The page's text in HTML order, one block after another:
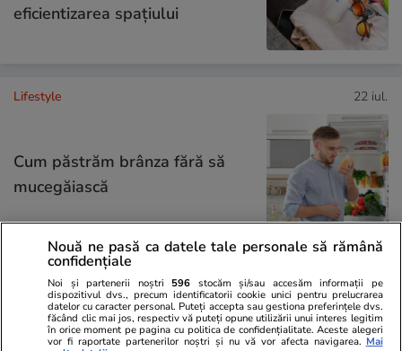
eficientizarea spaţiului
Lifestyle 22 iul.
Cum păstrăm brânza fără să
mucegăiască
Lifestyle 17 iul.
Nouă ne pasă ca datele tale personale să rămână
confidențiale
Noi și partenerii noștri 596 stocăm și/sau accesăm informații pe
dispozitivul dvs., precum identificatorii cookie unici pentru prelucrarea
datelor cu caracter personal. Puteți accepta sau gestiona preferințele dvs.
făcând clic mai jos, respectiv vă puteți opune utilizării unui interes legitim
în orice moment pe pagina cu politica de confidențialitate. Aceste alegeri
vor fi raportate partenerilor noștri și nu vă vor afecta navigarea. Mai